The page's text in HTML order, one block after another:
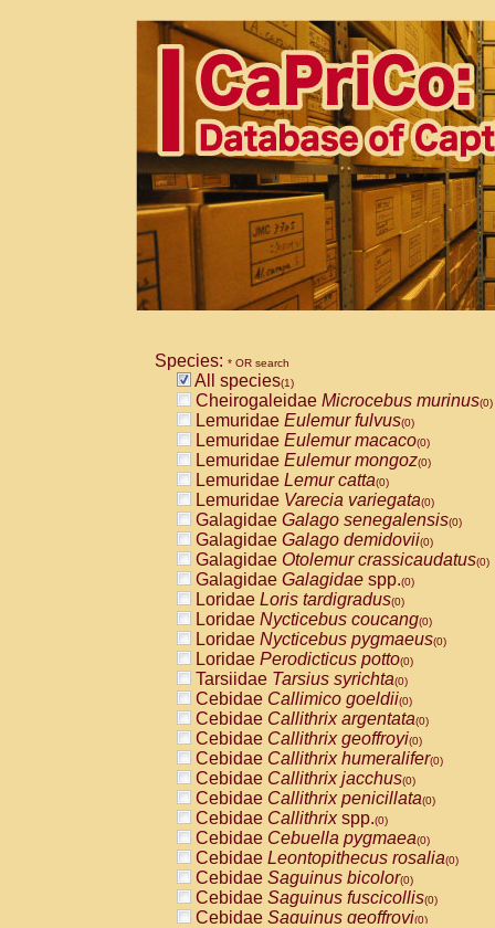
Species: * OR search
All species(1)
Cheirogaleidae Microcebus murinus(0)
Lemuridae Eulemur fulvus(0)
Lemuridae Eulemur macaco(0)
Lemuridae Eulemur mongoz(0)
Lemuridae Lemur catta(0)
Lemuridae Varecia variegata(0)
Galagidae Galago senegalensis(0)
Galagidae Galago demidovii(0)
Galagidae Otolemur crassicaudatus(0)
Galagidae Galagidae spp.(0)
Loridae Loris tardigradus(0)
Loridae Nycticebus coucang(0)
Loridae Nycticebus pygmaeus(0)
Loridae Perodicticus potto(0)
Tarsiidae Tarsius syrichta(0)
Cebidae Callimico goeldii(0)
Cebidae Callithrix argentata(0)
Cebidae Callithrix geoffroyi(0)
Cebidae Callithrix humeralifer(0)
Cebidae Callithrix jacchus(0)
Cebidae Callithrix penicillata(0)
Cebidae Callithrixspp.(0)
Cebidae Cebuella pygmaea(0)
Cebidae Leontopithecus rosalia(0)
Cebidae Saguinus bicolor(0)
Cebidae Saguinus fuscicollis(0)
Cebidae Saguinus geoffroyi(0)